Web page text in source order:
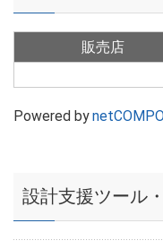
販売店
Powered by
設計支援ツール